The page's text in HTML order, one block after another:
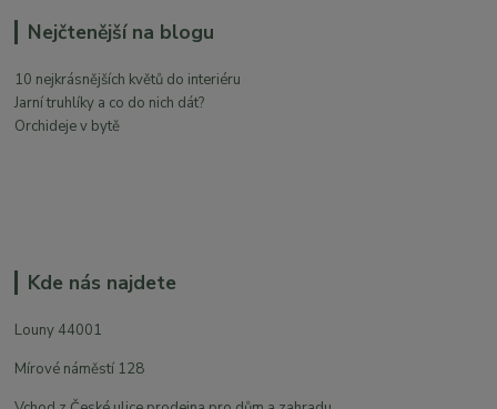
Nejčtenější na blogu
10 nejkrásnějších květů do interiéru
Jarní truhlíky a co do nich dát?
Orchideje v bytě
Kde nás najdete
Louny 44001
Mírové náměstí 128